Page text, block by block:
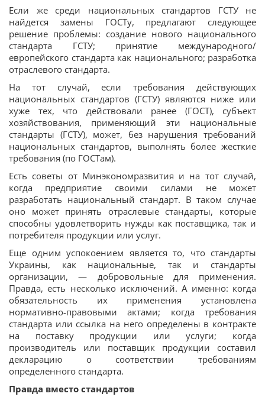
Если же среди национальных стандартов ГСТУ не
найдется замены ГОСТу, предлагают следующее
решение проблемы: создание нового национального
стандарта ГСТУ; принятие международного/
европейского стандарта как национального; разработка
отраслевого стандарта.
На тот случай, если требования действующих
национальных стандартов (ГСТУ) являются ниже или
хуже тех, что действовали ранее (ГОСТ), субъект
хозяйствования, применяющий эти национальные
стандарты (ГСТУ), может, без нарушения требований
национальных стандартов, выполнять более жесткие
требования (по ГОСТам).
Есть советы от Минэкономразвития и на тот случай,
когда предприятие своими силами не может
разработать национальный стандарт. В таком случае
оно может принять отраслевые стандарты, которые
способны удовлетворить нужды как поставщика, так и
потребителя продукции или услуг.
Еще одним успокоением является то, что стандарты
Украины, как национальные, так и стандарты
организации, — добровольные для применения.
Правда, есть несколько исключений. А именно: когда
обязательность их применения установлена
нормативно-правовыми актами; когда требования
стандарта или ссылка на него определены в контракте
на поставку продукции или услуги; когда
производитель или поставщик продукции составил
декларацию о соответствии требованиям
определенного стандарта.
Правда вместо стандартов